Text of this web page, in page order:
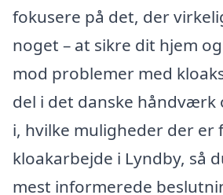
fokusere på det, der
noget – at sikre dit hjem
mod problemer med
del i det danske håndværk
i, hvilke muligheder der er
kloakarbejde i Lyndby, så
mest informerede